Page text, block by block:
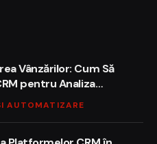
Vânzărilor: Cum Să
pentru Analiza
AUTOMATIZARE